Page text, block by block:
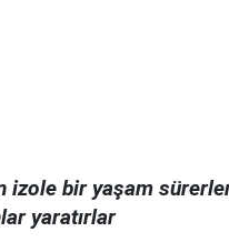
izole bir yaşam
yaratırlar